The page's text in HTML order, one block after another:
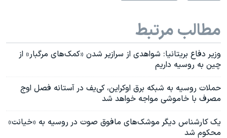
مطالب مرتبط
وزیر دفاع بریتانیا: شواهدی از سرازیر شدن «کمک‌های مرگبار» از
چین به روسیه داریم
حملات روسیه به شبکه برق اوکراین، کی‌یف در آستانه فصل اوج
مصرف با خاموشی مواجه خواهد شد
یک کارشناس دیگر موشک‌های مافوق صوت در روسیه به «خیانت»
محکوم شد